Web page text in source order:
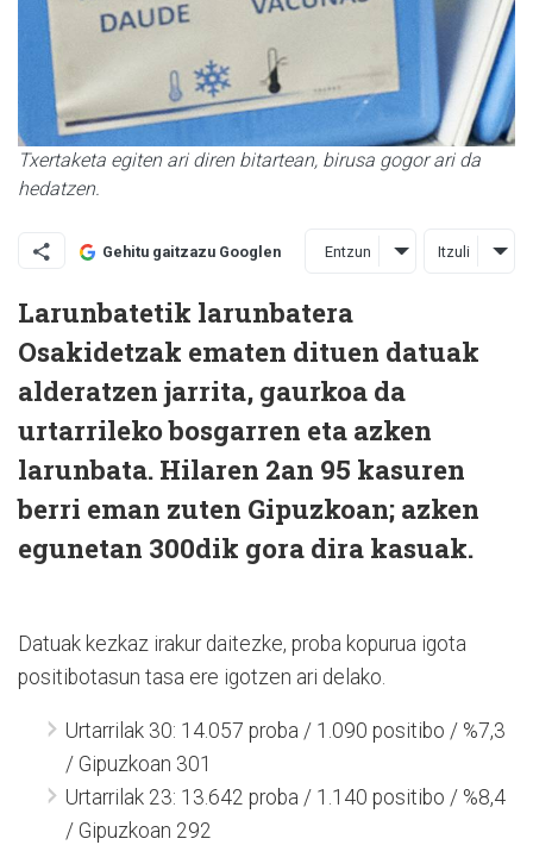
Txertaketa egiten ari diren bitartean, birusa gogor ari da
hedatzen.
Gehitu gaitzazu Googlen Entzun Itzuli
Larunbatetik larunbatera
Osakidetzak ematen dituen datuak
alderatzen jarrita, gaurkoa da
urtarrileko bosgarren eta azken
larunbata. Hilaren 2an 95 kasuren
berri eman zuten Gipuzkoan; azken
egunetan 300dik gora dira kasuak.
Datuak kezkaz irakur daitezke, proba kopurua igota
positibotasun tasa ere igotzen ari delako.
Urtarrilak 30: 14.057 proba / 1.090 positibo / %7,3
/ Gipuzkoan 301
Urtarrilak 23: 13.642 proba / 1.140 positibo / %8,4
/ Gipuzkoan 292